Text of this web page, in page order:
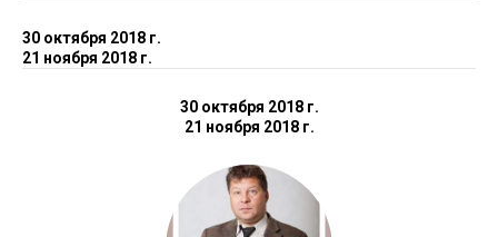
30 октября 2018 г.
21 ноября 2018 г.
30 октября 2018 г.
21 ноября 2018 г.